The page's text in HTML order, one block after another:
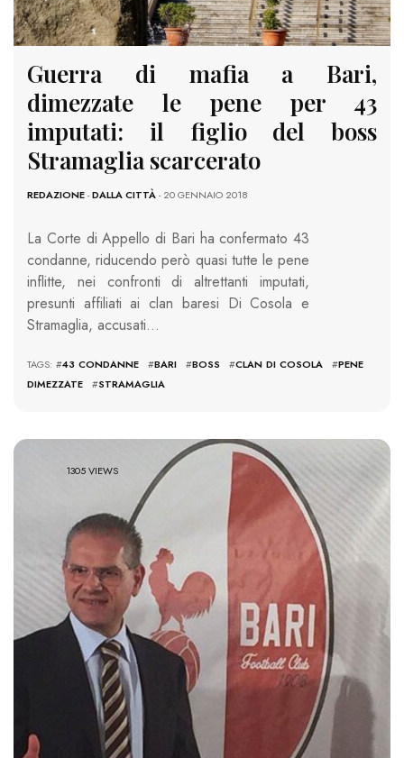
Guerra di mafia a Bari,
dimezzate le pene per 43
imputati: il figlio del boss
Stramaglia scarcerato
REDAZIONE-DALLA CITTÀ- 20 GENNAIO 2018
La Corte di Appello di Bari ha confermato 43
condanne, riducendo però quasi tutte le pene
inflitte, nei confronti di altrettanti imputati,
presunti affiliati ai clan baresi Di Cosola e
Stramaglia, accusati…
TAGS: #43 CONDANNE #BARI #BOSS #CLAN DI COSOLA #PENE
DIMEZZATE
#STRAMAGLIA
1305 VIEWS